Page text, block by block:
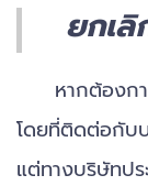
ยกเลิ
หากต้องการ
โดยที่ติดต่อกับ
แต่ทางบริษัทป